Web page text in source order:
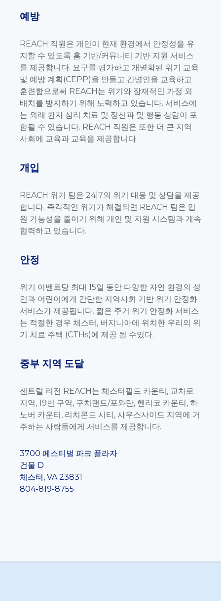
예방
REACH 직원은 개인이 현재 환경에서 안정성을 유
지할 수 있도록 홈 기반/커뮤니티 기반 지원 서비스
를 제공합니다. 요구를 평가하고 개별화된 위기 교육
및 예방 계획(CEPP)을 만들고 간병인을 교육하고
훈련함으로써 REACH는 위기와 잠재적인 가정 외
배치를 방지하기 위해 노력하고 있습니다. 서비스에
는 외래 환자 심리 치료 및 정신과 및 행동 상담이 포
함될 수 있습니다. REACH 직원은 또한 더 큰 지역
사회에 교육과 교육을 제공합니다.
개입
REACH 위기 팀은 24|7의 위기 대응 및 상담을 제공
합니다. 즉각적인 위기가 해결되면 REACH 팀은 입
원 가능성을 줄이기 위해 개인 및 지원 시스템과 계속
협력하고 있습니다.
안정
위기 이벤트당 최대 15일 동안 다양한 자연 환경의 성
인과 어린이에게 간단한 지역사회 기반 위기 안정화
서비스가 제공됩니다. 짧은 주거 위기 안정화 서비스
는 적절한 경우 체스터, 버지니아에 위치한 우리의 위
기 치료 주택 (CTHs)에 제공 될 수있다.
중부 지역 도달
센트럴 리전 REACH는 체스터필드 카운티, 교차로
지역, 19번 구역, 구치랜드/포와탄, 헨리코 카운티, 하
노버 카운티, 리치몬드 시티, 사우스사이드 지역에 거
주하는 사람들에게 서비스를 제공합니다.
3700 페스티벌 파크 플라자
건물 D
체스터, VA 23831
804-819-8755